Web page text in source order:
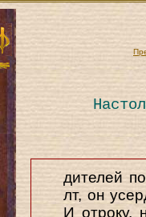
дителей
лт, он
И отроку,